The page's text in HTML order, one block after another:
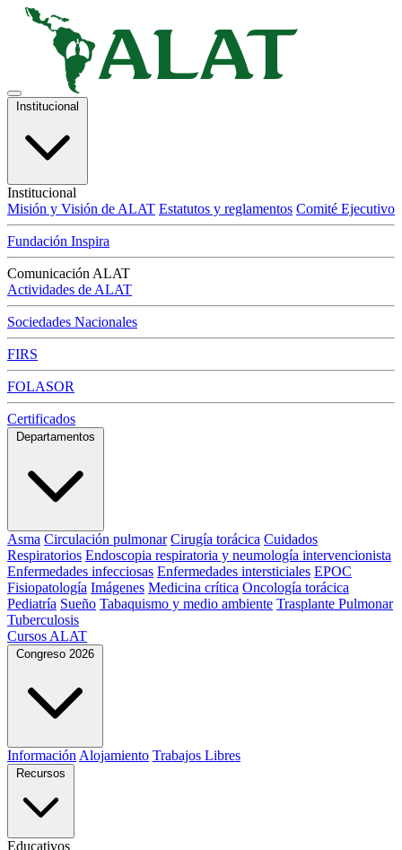
Institucional
Institucional
Misión y Visión de ALAT Estatutos y reglamentos Comité Ejecutivo
Fundación Inspira
Comunicación ALAT
Actividades de ALAT
Sociedades Nacionales
FIRS
FOLASOR
Certificados
Departamentos
Asma Circulación pulmonar Cirugía torácica Cuidados
Respiratorios Endoscopia respiratoria y neumología intervencionista
Enfermedades infecciosas Enfermedades intersticiales EPOC
Fisiopatología Imágenes Medicina crítica Oncología torácica
Pediatría Sueño Tabaquismo y medio ambiente Trasplante Pulmonar
Tuberculosis
Cursos ALAT
Congreso 2026
Información Alojamiento Trabajos Libres
Recursos
Educativos